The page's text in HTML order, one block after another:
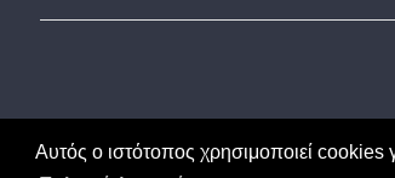
Αυτός ο ιστότοπος χρησιμοποιεί cookies